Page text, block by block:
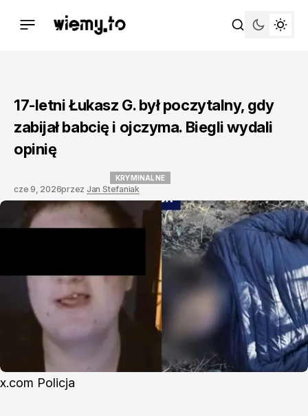
17-letni Łukasz G. był poczytalny, gdy
zabijał babcię i ojczyma. Biegli wydali
opinię
KRYMINALNE
cze 9, 2026przez Jan Stefaniak
x.com Policja